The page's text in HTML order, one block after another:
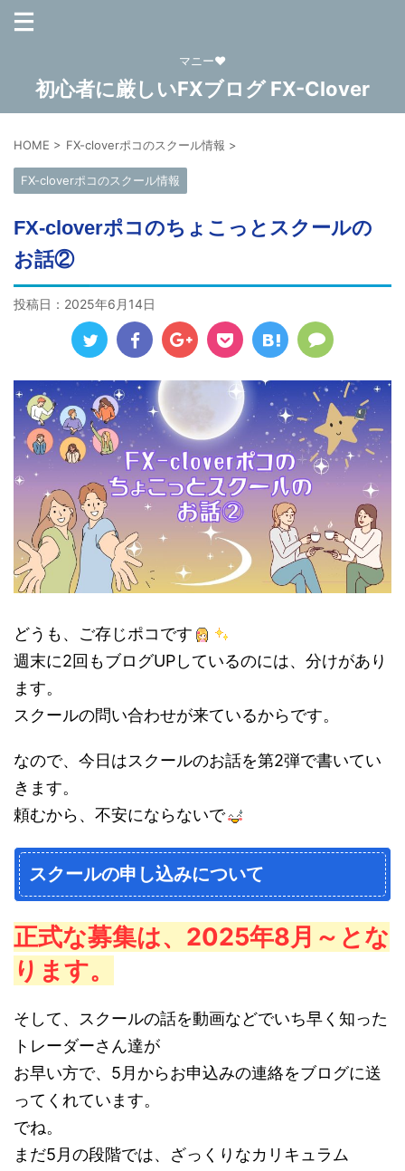
マニー❤
初心者に厳しいFXブログ FX-Clover
HOME > FX-cloverポコのスクール情報 >
FX-cloverポコのスクール情報
FX-cloverポコのちょこっとスクールの
お話②
投稿日： 2025年6月14日
どうも、ご存じポコです
週末に2回もブログUPしているのには、分けがあり
ます。
スクールの問い合わせが来ているからです。
なので、今日はスクールのお話を第2弾で書いてい
きます。
頼むから、不安にならないで
スクールの申し込みについて
正式な募集は、2025年8月～とな
ります。
そして、スクールの話を動画などでいち早く知った
トレーダーさん達が
お早い方で、5月からお申込みの連絡をブログに送
ってくれています。
でね。
まだ5月の段階では、ざっくりなカリキュラム